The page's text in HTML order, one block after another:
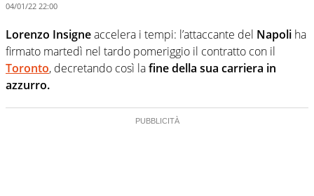
04/01/22 22:00
Lorenzo Insigneaccelera i tempi: l’attaccante del Napoli ha
firmato martedì nel tardo pomeriggio il contratto con il
Toronto, decretando così lafine della sua carriera in
azzurro.